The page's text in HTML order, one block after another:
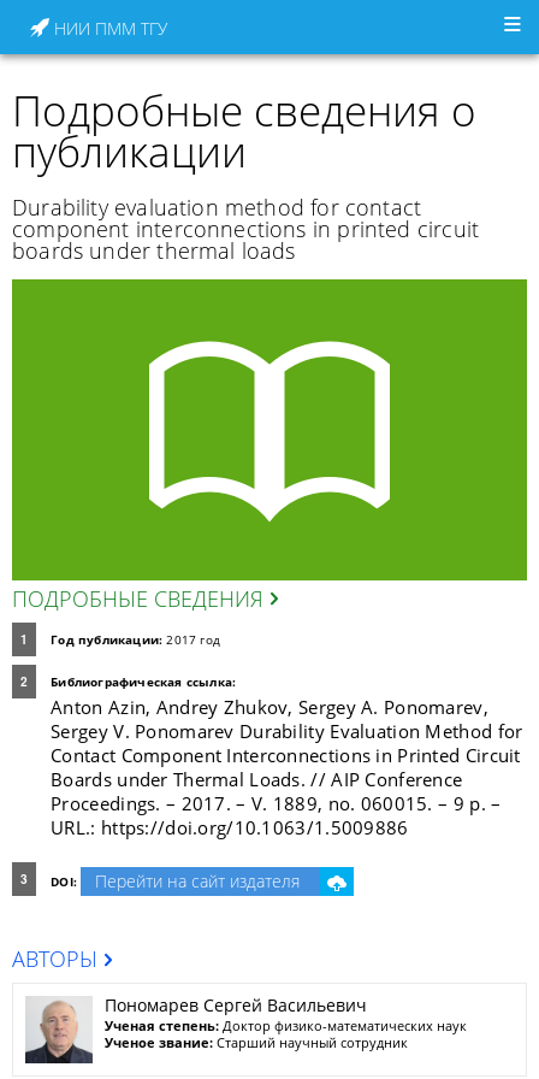
НИИ ПММ ТГУ
Подробные сведения о
публикации
Durability evaluation method for contact
component interconnections in printed circuit
boards under thermal loads
ПОДРОБНЫЕ СВЕДЕНИЯ
Год публикации: 2017 год
Библиографическая ссылка:
Anton Azin, Andrey Zhukov, Sergey A. Ponomarev,
Sergey V. Ponomarev Durability Evaluation Method for
Contact Component Interconnections in Printed Circuit
Boards under Thermal Loads. // AIP Conference
Proceedings. – 2017. – V. 1889, no. 060015. – 9 p. –
URL.: https://doi.org/10.1063/1.5009886
DOI: Перейти на сайт издателя
АВТОРЫ
Пономарев Сергей Васильевич
Ученая степень: Доктор физико-математических наук
Ученое звание: Старший научный сотрудник